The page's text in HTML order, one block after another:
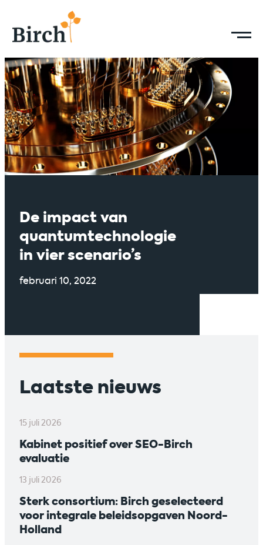
De impact van
quantumtechnologie
in vier scenario’s
februari 10, 2022
Laatste nieuws
15 juli 2026
Kabinet positief over SEO-Birch
evaluatie
13 juli 2026
Sterk consortium: Birch geselecteerd
voor integrale beleidsopgaven Noord-
Holland